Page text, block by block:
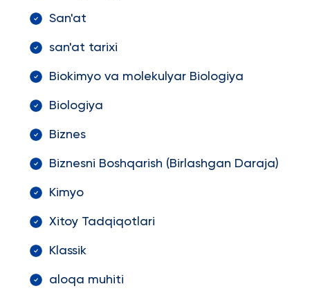
San'at
san'at tarixi
Biokimyo va molekulyar Biologiya
Biologiya
Biznes
Biznesni Boshqarish (Birlashgan Daraja)
Kimyo
Xitoy Tadqiqotlari
Klassik
aloqa muhiti